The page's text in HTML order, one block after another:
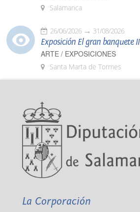
Salamanca
26/06/2026 31/08/2026
Exposición El gran banquete II
ARTE / EXPOSICIONES
Santa Marta de Tormes
La Corporación